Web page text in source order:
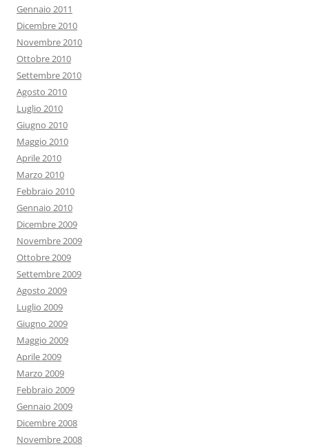
Gennaio 2011
Dicembre 2010
Novembre 2010
Ottobre 2010
Settembre 2010
Agosto 2010
Luglio 2010
Giugno 2010
Maggio 2010
Aprile 2010
Marzo 2010
Febbraio 2010
Gennaio 2010
Dicembre 2009
Novembre 2009
Ottobre 2009
Settembre 2009
Agosto 2009
Luglio 2009
Giugno 2009
Maggio 2009
Aprile 2009
Marzo 2009
Febbraio 2009
Gennaio 2009
Dicembre 2008
Novembre 2008